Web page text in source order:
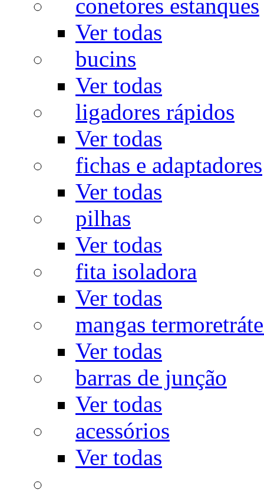
conetores estanques
Ver todas
bucins
Ver todas
ligadores rápidos
Ver todas
fichas e adaptadores
Ver todas
pilhas
Ver todas
fita isoladora
Ver todas
mangas
Ver todas
barras de junção
Ver todas
acessórios
Ver todas